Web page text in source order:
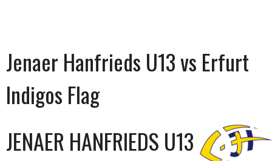
Jenaer Hanfrieds U13 vs Erfurt
Indigos Flag
JENAER HANFRIEDS U13